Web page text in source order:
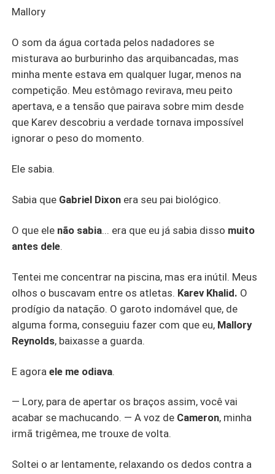
Mallory
O som da água cortada pelos nadadores se
misturava ao burburinho das arquibancadas, mas
minha mente estava em qualquer lugar, menos na
competição. Meu estômago revirava, meu peito
apertava, e a tensão que pairava sobre mim desde
que Karev descobriu a verdade tornava impossível
ignorar o peso do momento.
Ele sabia.
Sabia que Gabriel Dixon era seu pai biológico.
O que ele não sabia... era que eu já sabia disso muito
antes dele.
Tentei me concentrar na piscina, mas era inútil. Meus
olhos o buscavam entre os atletas. Karev Khalid. O
prodígio da natação. O garoto indomável que, de
alguma forma, conseguiu fazer com que eu, Mallory
Reynolds, baixasse a guarda.
E agoraele me odiava.
— Lory, para de apertar os braços assim, você vai
acabar se machucando. — A voz de Cameron, minha
irmã trigêmea, me trouxe de volta.
Soltei o ar lentamente, relaxando os dedos contra a